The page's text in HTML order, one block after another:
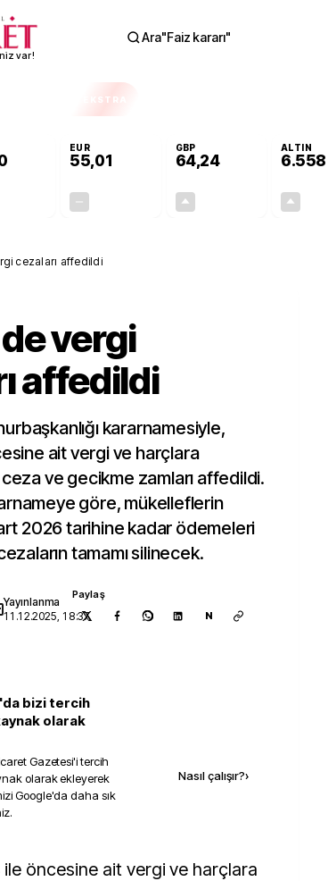
var!
Ara"Faiz kararı"
EKSTRA
EUR
55,01
GBP
64,24
ALTIN
6.558
cezaları affedildi
vergi
affedildi
kararnamesiyle,
ait vergi ve harçlara
ve gecikme zamları affedildi.
göre, mükelleflerin
2026 tarihine kadar ödemeleri
tamamı silinecek.
Yayınlanma
11.12.2025, 18:37
Paylaş
N
bizi tercih
olarak
Gazetesi'i tercih
olarak ekleyerek
Google'da daha sık
Nasıl çalışır?›